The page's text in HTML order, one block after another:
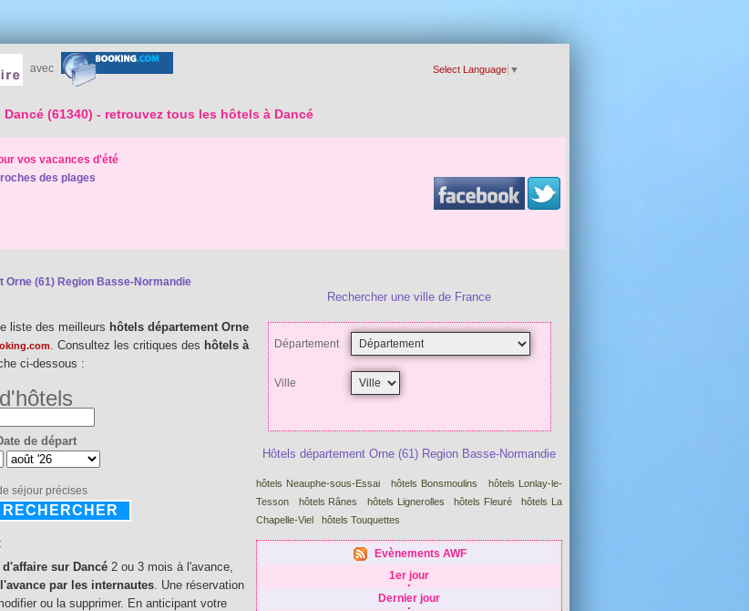
avec Select Language ▼
Dancé (61340) - retrouvez tous les hôtels à Dancé
vos vacances d'été
des plages
Orne (61) Region Basse-Normandie
liste des meilleurs hôtels département Orne
. Consultez les critiques des hôtels à
ci-dessous :
de départ
séjour précises
RECHERCHER
:
sur Dancé 2 ou 3 mois à l'avance,
par les internautes . Une réservation
ou la supprimer. En anticipant votre
Rechercher une ville de France
Département
Ville
Hôtels département Orne (61) Region Basse-Normandie
hôtels Neauphe-sous-Essai hôtels Bonsmoulins
hôtels Lonlay-le-
Tesson
hôtels Rânes hôtels Lignerolles hôtels Fleuré
hôtels La
Chapelle-Viel
hôtels Touquettes
Evènements AWF
1er jour
Dernier jour